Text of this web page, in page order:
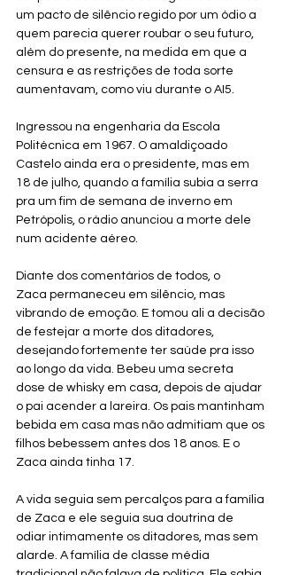
um pacto de silêncio regido por um ódio a
quem parecia querer roubar o seu futuro,
além do presente, na medida em que a
censura e as restrições de toda sorte
aumentavam, como viu durante o AI5.
Ingressou na engenharia da Escola
Politécnica em 1967. O amaldiçoado
Castelo ainda era o presidente, mas em
18 de julho, quando a família subia a serra
pra um fim de semana de inverno em
Petrópolis, o rádio anunciou a morte dele
num acidente aéreo.
Diante dos comentários de todos, o
Zaca permaneceu em silêncio, mas
vibrando de emoção. E tomou ali a decisão
de festejar a morte dos ditadores,
desejando fortemente ter saúde pra isso
ao longo da vida. Bebeu uma secreta
dose de whisky em casa, depois de ajudar
o pai acender a lareira. Os pais mantinham
bebida em casa mas não admitiam que os
filhos bebessem antes dos 18 anos. E o
Zaca ainda tinha 17.
A vida seguia sem percalços para a família
de Zaca e ele seguia sua doutrina de
odiar intimamente os ditadores, mas sem
alarde. A família de classe média